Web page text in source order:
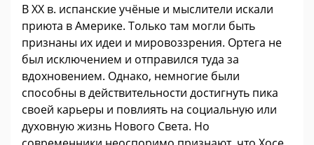
В XX в. испанские учёные и мыслители искали
приюта в Америке. Только там могли быть
признаны их идеи и мировоззрения. Ортега не
был исключением и отправился туда за
вдохновением. Однако, немногие были
способны в действительности достигнуть пика
своей карьеры и повлиять на социальную или
духовную жизнь Нового Света. Но